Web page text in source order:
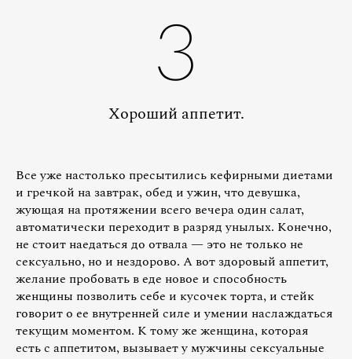
3
Хороший аппетит.
Все уже настолько пресытились кефирными диетами
и гречкой на завтрак, обед и ужин, что девушка,
жующая на протяжении всего вечера один салат,
автоматически переходит в разряд унылых. Конечно,
не стоит наедаться до отвала — это не только не
сексуально, но и нездорово. А вот здоровый аппетит,
желание пробовать в еде новое и способность
женщины позволить себе и кусочек торта, и стейк
говорит о ее внутренней силе и умении наслаждаться
текущим моментом. К тому же женщина, которая
есть с аппетитом, вызывает у мужчины сексуальные